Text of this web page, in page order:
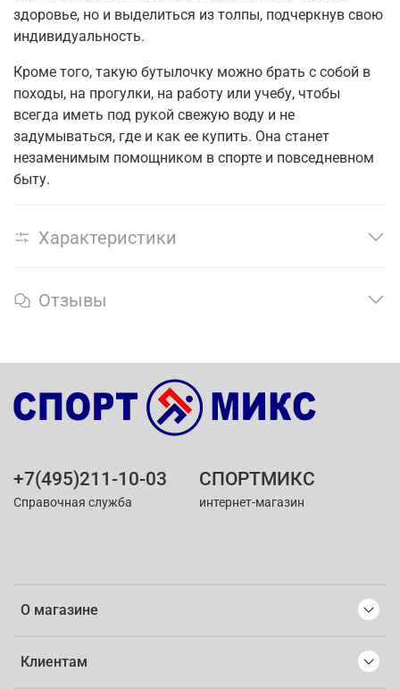
здоровье, но и выделиться из толпы, подчеркнув свою
индивидуальность.
Кроме того, такую бутылочку можно брать с собой в
походы, на прогулки, на работу или учебу, чтобы
всегда иметь под рукой свежую воду и не
задумываться, где и как ее купить. Она станет
незаменимым помощником в спорте и повседневном
быту.
Характеристики
Отзывы
О магазине
Клиентам
+7(495)211-10-03
Справочная служба
СПОРТМИКС
интернет-магазин